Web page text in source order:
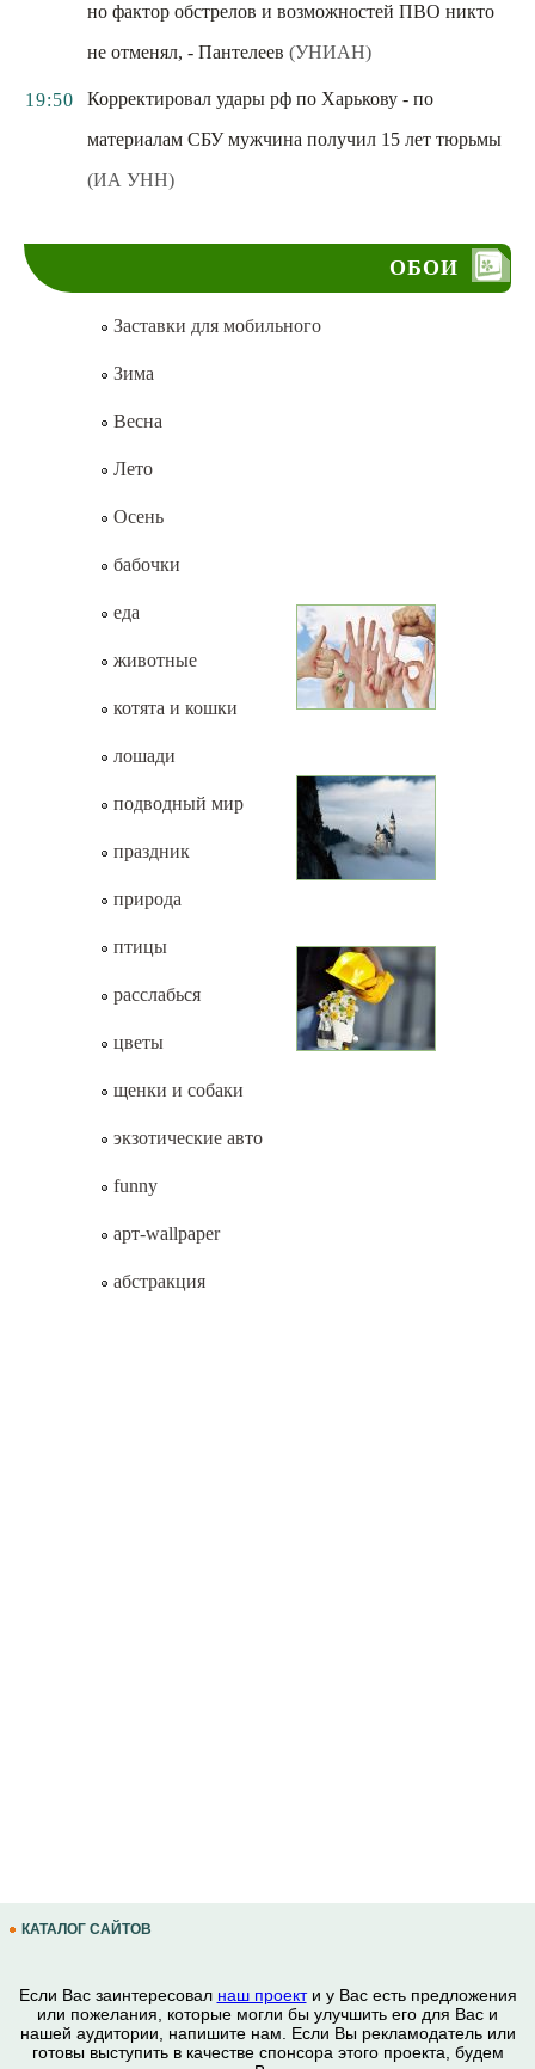
но фактор обстрелов и возможностей ПВО никто
не отменял, - Пантелеев (УНИАН)
19:50
Корректировал удары рф по Харькову - по
материалам СБУ мужчина получил 15 лет тюрьмы
(ИА УНН)
ОБОИ
Заставки для мобильного
Зима
Весна
Лето
Осень
бабочки
еда
животные
котята и кошки
лошади
подводный мир
праздник
природа
птицы
расслабься
цветы
щенки и собаки
экзотические авто
funny
арт-wallpaper
абстракция
КАТАЛОГ САЙТОВ
Если Вас заинтересовал наш проекти у Вас есть предложения
или пожелания, которые могли бы улучшить его для Вас и
нашей аудитории, напишите нам. Если Вы рекламодатель или
готовы выступить в качестве спонсора этого проекта, будем